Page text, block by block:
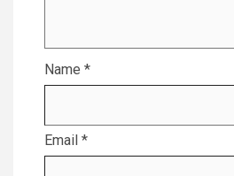
Name *
Email *